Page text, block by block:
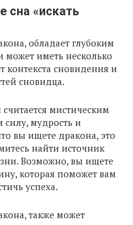
сна «искать
обладает глубоким
иметь несколько
контекста сновидения и
сновидца.
мистическим
мудрость и
вы ищете дракона, это
найти источник
Возможно, вы ищете
которая поможет вам
успеха.
также может